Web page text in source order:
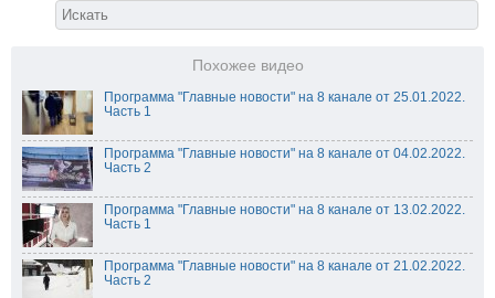
Похожее видео
Программа "Главные новости" на 8 канале от 25.01.2022.
Часть 1
Программа "Главные новости" на 8 канале от 04.02.2022.
Часть 2
Программа "Главные новости" на 8 канале от 13.02.2022.
Часть 1
Программа "Главные новости" на 8 канале от 21.02.2022.
Часть 2